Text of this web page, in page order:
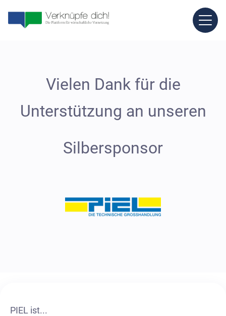
Vielen Dank für die
Unterstützung an unseren
Silbersponsor
PIEL ist...